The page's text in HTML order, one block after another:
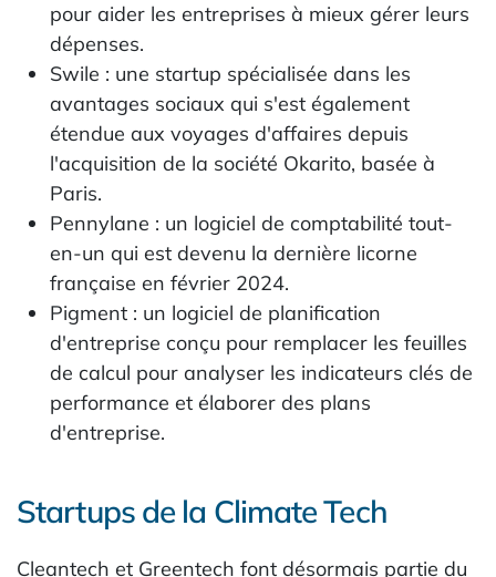
pour aider les entreprises à mieux gérer leurs
dépenses.
Swile : une startup spécialisée dans les
avantages sociaux qui s'est également
étendue aux voyages d'affaires depuis
l'acquisition de la société Okarito, basée à
Paris.
Pennylane : un logiciel de comptabilité tout-
en-un qui est devenu la dernière licorne
française en février 2024.
Pigment : un logiciel de planification
d'entreprise conçu pour remplacer les feuilles
de calcul pour analyser les indicateurs clés de
performance et élaborer des plans
d'entreprise.
Startups de la Climate Tech
Cleantech et Greentech font désormais partie du